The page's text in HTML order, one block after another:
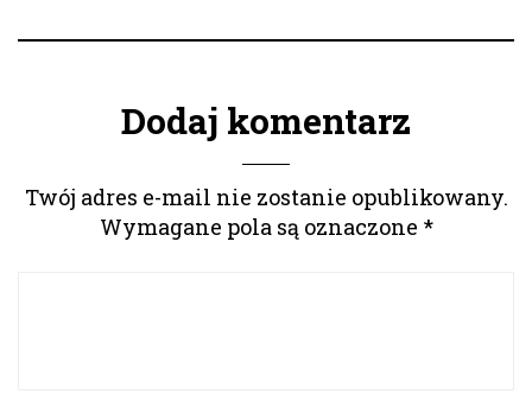
Dodaj komentarz
Twój adres e-mail nie zostanie opublikowany.
Wymagane pola są oznaczone *